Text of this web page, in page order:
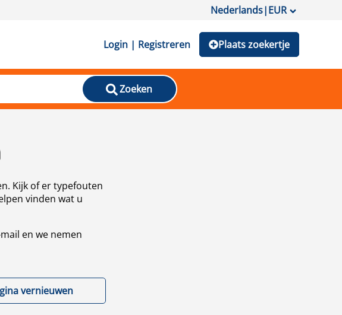
Nederlands|EUR
Login | Registreren Plaats zoekertje
Zoeken
Kijk of er typefouten
vinden wat u
en we nemen
vernieuwen